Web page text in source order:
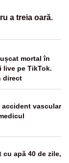
a treia oară.
mortal în
pe TikTok.
direct
accident vascular
apă 40 de zile,